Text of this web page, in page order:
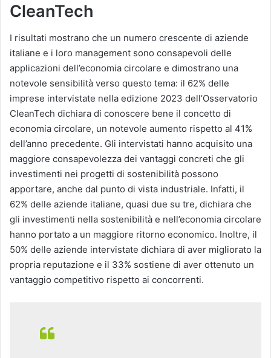
CleanTech
I risultati mostrano che un numero crescente di aziende
italiane e i loro management sono consapevoli delle
applicazioni dell’economia circolare e dimostrano una
notevole sensibilità verso questo tema: il 62% delle
imprese intervistate nella edizione 2023 dell’Osservatorio
CleanTech dichiara di conoscere bene il concetto di
economia circolare, un notevole aumento rispetto al 41%
dell’anno precedente. Gli intervistati hanno acquisito una
maggiore consapevolezza dei vantaggi concreti che gli
investimenti nei progetti di sostenibilità possono
apportare, anche dal punto di vista industriale. Infatti, il
62% delle aziende italiane, quasi due su tre, dichiara che
gli investimenti nella sostenibilità e nell’economia circolare
hanno portato a un maggiore ritorno economico. Inoltre, il
50% delle aziende intervistate dichiara di aver migliorato la
propria reputazione e il 33% sostiene di aver ottenuto un
vantaggio competitivo rispetto ai concorrenti.